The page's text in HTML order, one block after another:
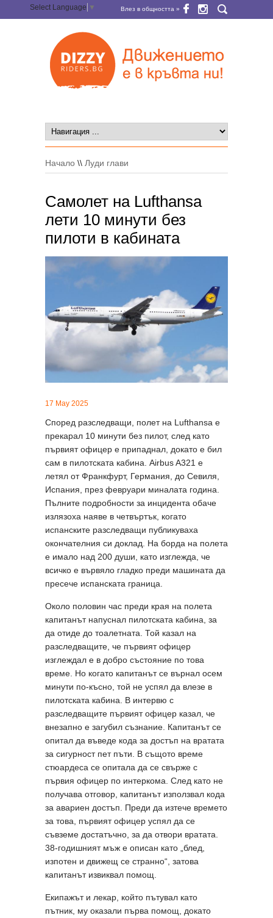
Select Language ▼ Влез в общността »
Начало \\ Луди глави
Самолет на Lufthansa
лети 10 минути без
пилоти в кабината
17 May 2025
Според разследващи, полет на Lufthansa е
прекарал 10 минути без пилот, след като
първият офицер е припаднал, докато е бил
сам в пилотската кабина. Airbus A321 е
летял от Франкфурт, Германия, до Севиля,
Испания, през февруари миналата година.
Пълните подробности за инцидента обаче
излязоха наяве в четвъртък, когато
испанските разследващи публикуваха
окончателния си доклад. На борда на полета
е имало над 200 души, като изглежда, че
всичко е вървяло гладко преди машината да
пресече испанската граница.
Около половин час преди края на полета
капитанът напуснал пилотската кабина, за
да отиде до тоалетната. Той казал на
разследващите, че първият офицер
изглеждал е в добро състояние по това
време. Но когато капитанът се върнал осем
минути по-късно, той не успял да влезе в
пилотската кабина. В интервю с
разследващите първият офицер казал, че
внезапно е загубил съзнание. Капитанът се
опитал да въведе кода за достъп на вратата
за сигурност пет пъти. В същото време
стюардеса се опитала да се свърже с
първия офицер по интеркома. След като не
получава отговор, капитанът използвал кода
за авариен достъп. Преди да изтече времето
за това, първият офицер успял да се
съвземе достатъчно, за да отвори вратата.
38-годишният мъж е описан като „блед,
изпотен и движещ се странно“, затова
капитанът извиквал помощ.
Екипажът и лекар, който пътувал като
пътник, му оказали първа помощ, докато